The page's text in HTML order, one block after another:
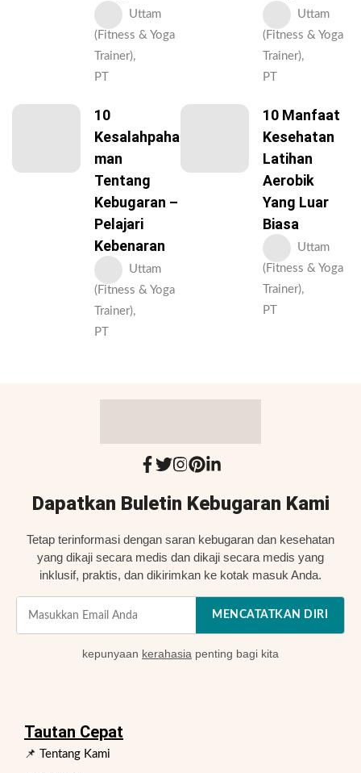
Uttam
(Fitness & Yoga
Trainer),
PT
Uttam
(Fitness & Yoga
Trainer),
PT
10
Kesalahpaha
Man
Tentang
Kebugaran –
Pelajari
Kebenaran
Uttam
(Fitness & Yoga
Trainer),
PT
10 Manfaat
Kesehatan
Latihan
Aerobik
Yang Luar
Biasa
Uttam
(Fitness & Yoga
Trainer),
PT
Dapatkan Buletin Kebugaran Kami
Tetap terinformasi dengan saran kebugaran dan kesehatan
yang dikaji secara medis dan dikaji secara medis yang
inklusif, praktis, dan dikirimkan ke kotak masuk Anda.
MENCATATKAN DIRI
kepunyaan kerahasia penting bagi kita
Tautan Cepat
📌 Tentang Kami